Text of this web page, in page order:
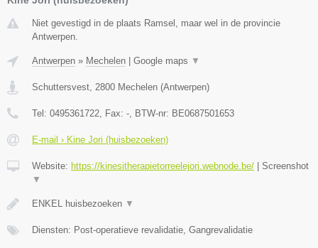
Niet gevestigd in de plaats Ramsel, maar wel in de provincie
Antwerpen.
Antwerpen » Mechelen | Google maps ▼
Schuttersvest 2800 Mechelen (Antwerpen)
Tel: 0495361722 , Fax: - , BTW-nr: BE0687501653
E-mail › Kine Jori (huisbezoeken)
Website: https://kinesitherapietorreelejori.webnode.be/ | Screenshot
▼
ENKEL huisbezoeken ▼
Diensten: Post-operatieve revalidatie, Gangrevalidatie